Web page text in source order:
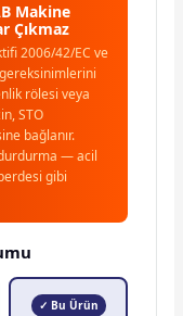
Makine
Çıkmaz
2006/42/EC ve
rölesi veya
STO
bağlanır.
— acil
gibi
✓ Bu Ürün